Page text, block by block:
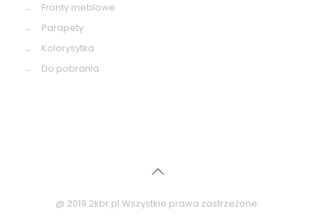
→
Fronty meblowe
→
Parapety
→
Kolorysytka
→
Do pobrania
@ 2019 2kbr.pl Wszystkie prawa zastrzeżone.